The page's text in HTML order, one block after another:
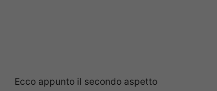
Ecco appunto il secondo aspetto